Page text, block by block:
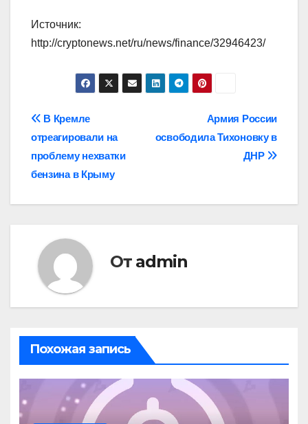
Источник:
http://cryptonews.net/ru/news/finance/32946423/
Навигация
по
записям
Армия России
освободила Тихоновку в
ДНР
В Кремле
отреагировали на
проблему нехватки
бензина в Крыму
От admin
Похожая запись